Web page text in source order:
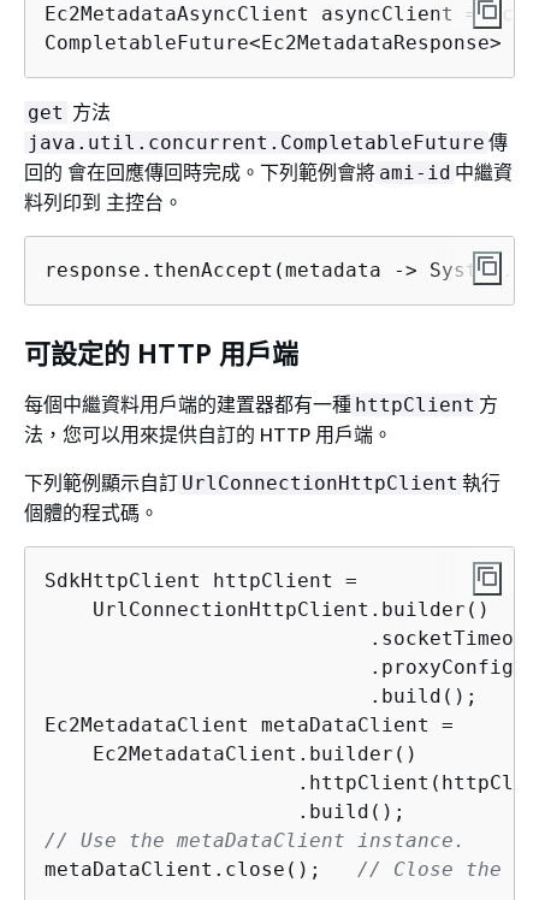
Ec2MetadataAsyncClient asyncClient =
get 方法
java.util.concurrent.CompletableFuture 傳
回的 會在回應傳回時完成。下列範例會將 ami-id 中繼資
料列印到 主控台。
response.thenAccept(metadata ->
可設定的 HTTP 用戶端
每個中繼資料用戶端的建置器都有一種 httpClient 方
法，您可以用來提供自訂的 HTTP 用戶端。
下列範例顯示自訂 UrlConnectionHttpClient 執行
個體的程式碼。
SdkHttpClient httpClient =
    UrlConnectionHttpClient.builder()
                           .build();
Ec2MetadataClient metaDataClient =
    Ec2MetadataClient.builder()
// Use the metaDataClient instance.
metaDataClient.close(); // Close the